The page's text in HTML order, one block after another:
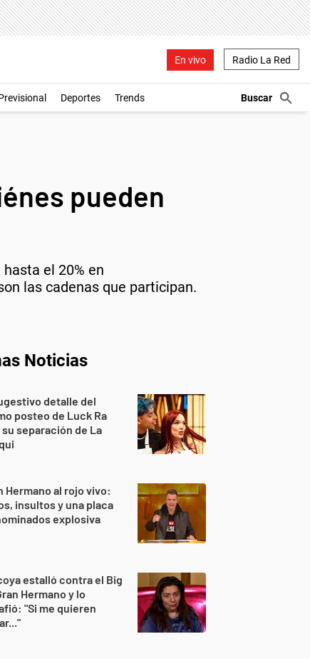
En vivo Radio La Red
Deportes Trends
pueden
el 20% en
las cadenas que participan.
Noticias
detalle del
posteo de Luck Ra
separación de La
Hermano al rojo vivo:
insultos y una placa
explosiva
estalló contra el Big
Hermano y lo
"Si me quieren